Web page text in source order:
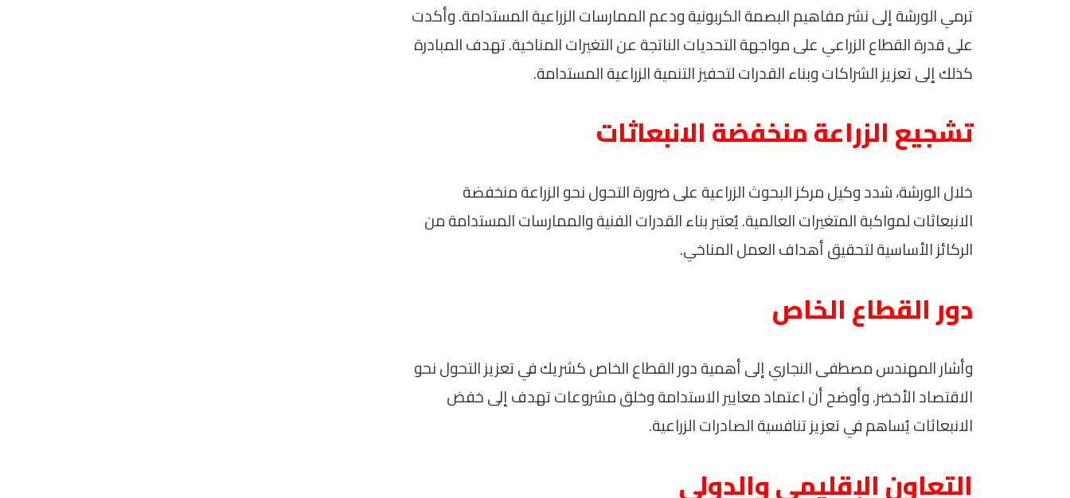
ترمي الورشة إلى نشر مفاهيم البصمة الكربونية ودعم الممارسات الزراعية المستدامة. وأكدت
على قدرة القطاع الزراعي على مواجهة التحديات الناتجة عن التغيرات المناخية. تهدف المبادرة
كذلك إلى تعزيز الشراكات وبناء القدرات لتحفيز التنمية الزراعية المستدامة.
تشجيع الزراعة منخفضة الانبعاثات
خلال الورشة، شدد وكيل مركز البحوث الزراعية على ضرورة التحول نحو الزراعة منخفضة
الانبعاثات لمواكبة المتغيرات العالمية. يُعتبر بناء القدرات الفنية والممارسات المستدامة من
الركائز الأساسية لتحقيق أهداف العمل المناخي.
دور القطاع الخاص
وأشار المهندس مصطفى النجاري إلى أهمية دور القطاع الخاص كشريك في تعزيز التحول نحو
الاقتصاد الأخضر. وأوضح أن اعتماد معايير الاستدامة وخلق مشروعات تهدف إلى خفض
الانبعاثات يُساهم في تعزيز تنافسية الصادرات الزراعية.
التعاون الإقليمي والدولي